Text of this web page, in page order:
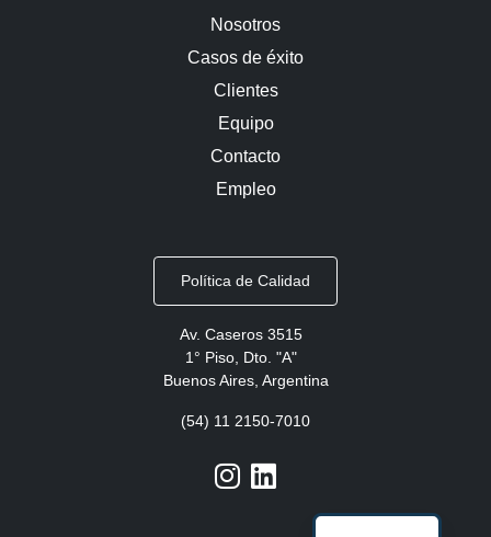
Nosotros
Casos de éxito
Clientes
Equipo
Contacto
Empleo
Política de Calidad
Av. Caseros 3515
1° Piso, Dto. "A"
Buenos Aires, Argentina
(54) 11 2150-7010